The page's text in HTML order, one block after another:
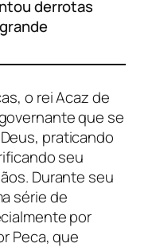
derrotas
o rei Acaz de
que se
praticando
seu
Durante seu
série de
por
Peca, que